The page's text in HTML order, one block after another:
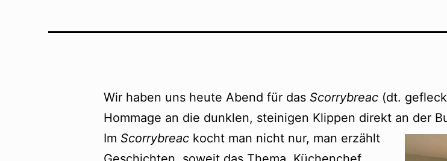
Wir haben uns heute Abend für das Scorrybreac (dt.
Hommage an die dunklen, steinigen Klippen direkt an der
Im Scorrybreac kocht man nicht nur, man erzählt